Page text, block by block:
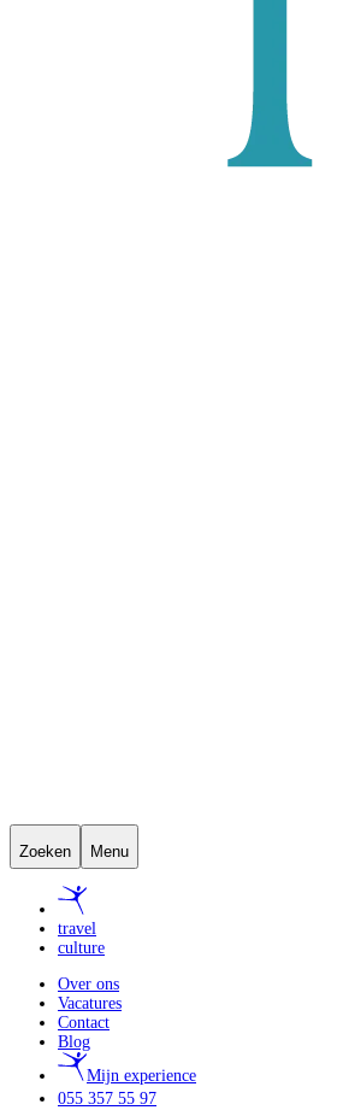
Zoeken Menu
travel
culture
Over ons
Vacatures
Contact
Blog
Mijn experience
055 357 55 97